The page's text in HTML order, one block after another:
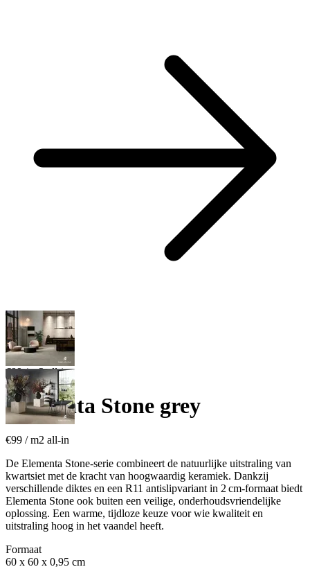
€99 / m2 all-in
Elementa Stone grey
€99 / m2 all-in
De Elementa Stone-serie combineert de natuurlijke uitstraling van
kwartsiet met de kracht van hoogwaardig keramiek. Dankzij
verschillende diktes en een R11 antislipvariant in 2 cm-formaat biedt
Elementa Stone ook buiten een veilige, onderhoudsvriendelijke
oplossing. Een warme, tijdloze keuze voor wie kwaliteit en
uitstraling hoog in het vaandel heeft.
Formaat
60 x 60 x 0,95 cm